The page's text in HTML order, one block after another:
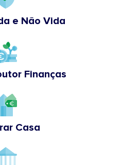
e Não Vida
Finanças
Casa